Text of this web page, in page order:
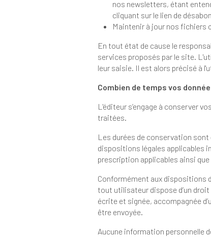
nos newsletters, étant entendu que vous gardez, à tout
Maintenir à jour nos fichiers
En tout état de cause le responsable publication ne
services proposés par le site. L'utilisateur fournit ces informations en toute connaissance
leur saisie. Il
Combien de temps vos
L'éditeur s’engage à conserver vos données
traitées.
Les durées de conservation sont définies en
dispositions légales applicables imposant une durée de conservation précise pour
Conformément aux dispositions des articles 38 et
tout utilisateur dispose d’un droit d’accès, de rectification et d’opposition aux données personnelles le
écrite et signée, accompagnée d’une copie du titre d’identité avec signature du titulaire de la pièce, en précisant l’adresse à laquelle la réponse doit
être envoyée.
Aucune information personnelle de l'utilisateur du site